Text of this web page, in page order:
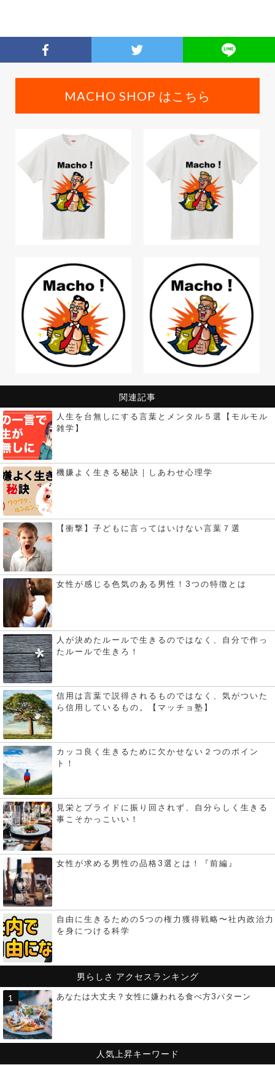
MACHO SHOP はこちら
関連記事
人生を台無しにする言葉とメンタル５選【モルモル
雑学】
機嫌よく生きる秘訣｜しあわせ心理学
【衝撃】子どもに言ってはいけない言葉７選
女性が感じる色気のある男性！3つの特徴とは
人が決めたルールで生きるのではなく、自分で作っ
たルールで生きろ！
信用は言葉で説得されるものではなく、気がついた
ら信用しているもの。【マッチョ塾】
カッコ良く生きるために欠かせない２つのポイン
ト！
見栄とプライドに振り回されず、自分らしく生きる
事こそかっこいい！
女性が求める男性の品格3選とは！『前編』
自由に生きるための5つの権力獲得戦略〜社内政治力
を身につける科学
男らしさ アクセスランキング
あなたは大丈夫？女性に嫌われる食べ方3パターン
人気上昇キーワード